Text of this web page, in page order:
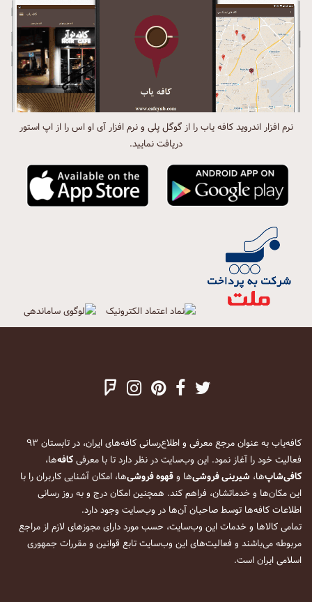
نرم افزار اندروید کافه یاب را از گوگل پلی و نرم افزار آی او اس را از اپ استور
دریافت نمایید.
کافه‌یاب به عنوان مرجع معرفی و اطلاع‌رسانی کافه‌های ایران، در تابستان ۹۳
فعالیت خود را آغاز نمود. این وب‌سایت در نظر دارد تا با معرفیکافه‌ها،
کافی‌شاپ‌ها، شیرینی فروشی‌ها وقهوه فروشی‌ها، امکان آشنایی کاربران را با
این مکان‌ها و خدماتشان، فراهم کند. همچنین امکان درج و به روز رسانی
اطلاعات کافه‌ها توسط صاحبان آن‌ها در وب‌سایت وجود دارد.
تمامی کالاها و خدمات این وب‌سایت، حسب مورد دارای مجوزهای لازم از مراجع
مربوطه می‌باشند و فعالیت‌های این وب‌سایت تابع قوانین و مقررات جمهوری
اسلامی ایران است.